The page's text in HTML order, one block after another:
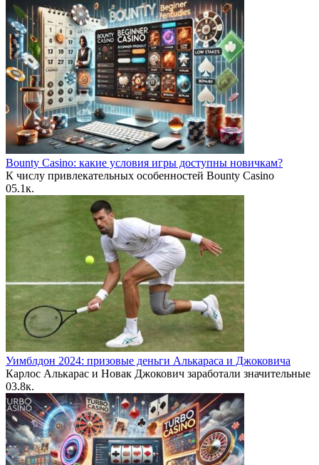
Bounty Casino: какие условия игры доступны новичкам?
К числу привлекательных особенностей Bounty Casino
05.1к.
Уимблдон 2024: призовые деньги Алькараса и Джоковича
Карлос Алькарас и Новак Джокович заработали значительные
03.8к.